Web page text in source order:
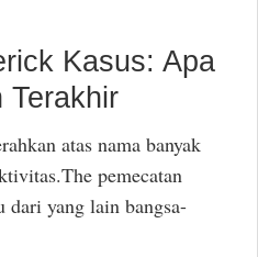
Kasus: Apa
Terakhir
atas nama banyak
pemecatan
dari yang lain bangsa-